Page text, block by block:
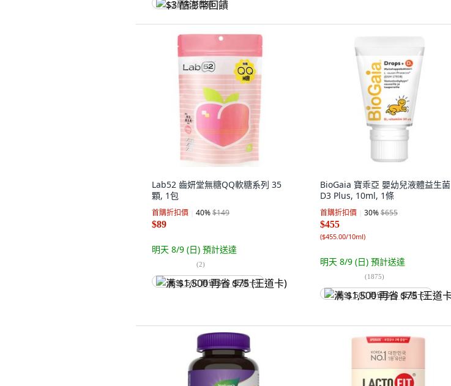
$3 酷澎幣回饋
Lab52 齒妍堂無糖QQ軟糖系列 35
顆, 1包
首購折扣價 40%$149
$89
明天 8/9 (日) 預計送達
(2)
满 $1,500 再省 $75 (王道卡)
BioGaia 寶乖亞 嬰幼兒液體益生菌
D3 Plus, 10ml, 1條
首購折扣價 30%$655
$455
($455.00/10ml)
明天 8/9 (日) 預計送達
(1875)
满 $1,500 再省 $75 (王道卡)